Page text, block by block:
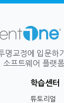
교정에 입문하
소프트웨어 플랫
학습센터
튜토리얼